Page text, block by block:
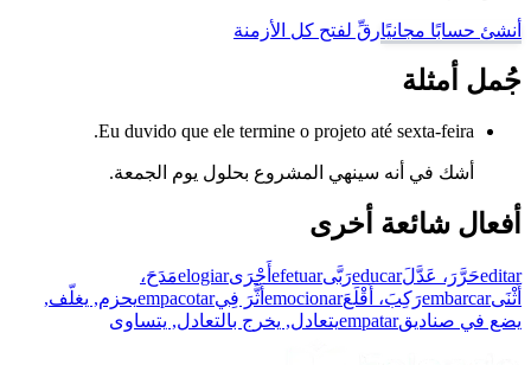
أنشئ حسابًا مجانيًارقِّ لفتح كل الأزمنة
جُمل أمثلة
Eu duvido que ele termine o projeto até sexta-feira.
أشك في أنه سينهي المشروع بحلول يوم الجمعة.
أفعال شائعة أخرى
editarحَرَّرَ، عَدَّلَeducarرَبَّىefetuar أَجْرَىelogiarمَدَحَ،
أَثْنَىembarcarرَكِبَ، أَقْلَعَemocionar أَثَّرَ فِيempacotarيحزم, يغلّف,
يضع في صناديقempatarيتعادل, يخرج بالتعادل, يتساوى